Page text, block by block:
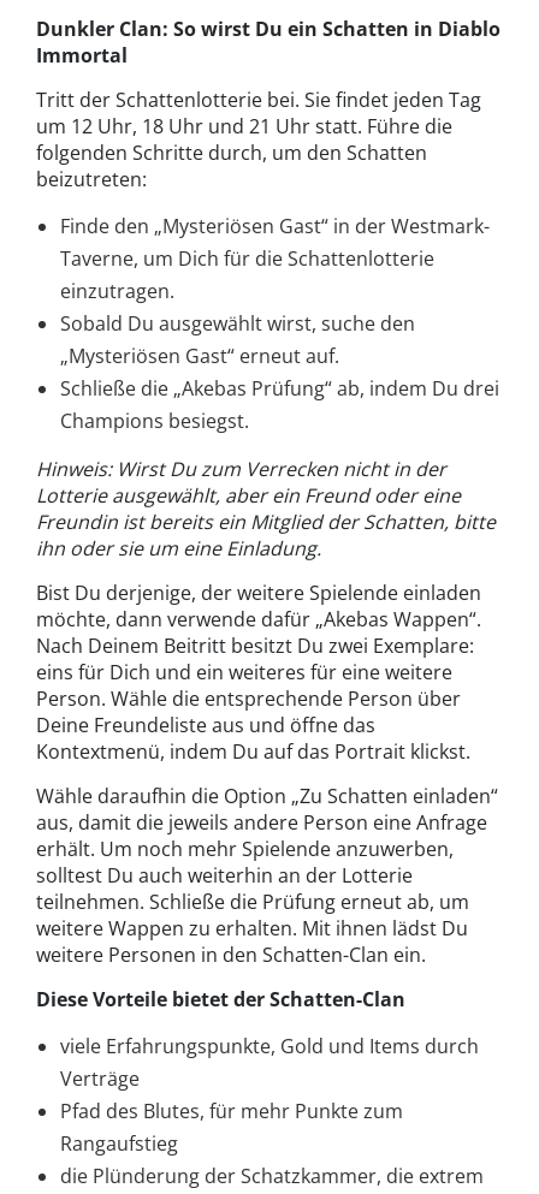
Dunkler Clan: So wirst Du ein Schatten in Diablo
Immortal
Tritt der Schattenlotterie bei. Sie findet jeden Tag
um 12 Uhr, 18 Uhr und 21 Uhr statt. Führe die
folgenden Schritte durch, um den Schatten
beizutreten:
Finde den „Mysteriösen Gast“ in der Westmark-
Taverne, um Dich für die Schattenlotterie
einzutragen.
Sobald Du ausgewählt wirst, suche den
„Mysteriösen Gast“ erneut auf.
Schließe die „Akebas Prüfung“ ab, indem Du drei
Champions besiegst.
Hinweis: Wirst Du zum Verrecken nicht in der
Lotterie ausgewählt, aber ein Freund oder eine
Freundin ist bereits ein Mitglied der Schatten, bitte
ihn oder sie um eine Einladung.
Bist Du derjenige, der weitere Spielende einladen
möchte, dann verwende dafür „Akebas Wappen“.
Nach Deinem Beitritt besitzt Du zwei Exemplare:
eins für Dich und ein weiteres für eine weitere
Person. Wähle die entsprechende Person über
Deine Freundeliste aus und öffne das
Kontextmenü, indem Du auf das Portrait klickst.
Wähle daraufhin die Option „Zu Schatten einladen“
aus, damit die jeweils andere Person eine Anfrage
erhält. Um noch mehr Spielende anzuwerben,
solltest Du auch weiterhin an der Lotterie
teilnehmen. Schließe die Prüfung erneut ab, um
weitere Wappen zu erhalten. Mit ihnen lädst Du
weitere Personen in den Schatten-Clan ein.
Diese Vorteile bietet der Schatten-Clan
viele Erfahrungspunkte, Gold und Items durch
Verträge
Pfad des Blutes, für mehr Punkte zum
Rangaufstieg
die Plünderung der Schatzkammer, die extrem